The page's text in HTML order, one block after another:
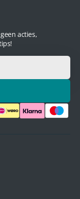
acties,